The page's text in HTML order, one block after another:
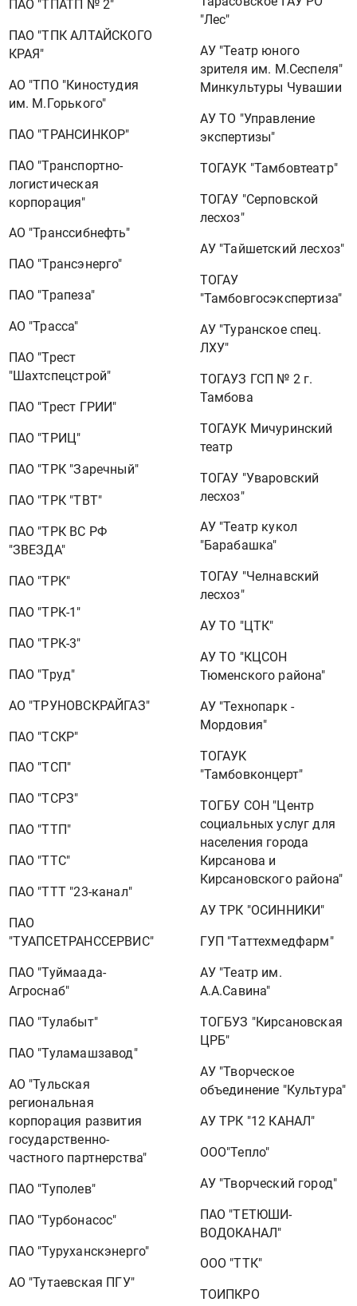
ПАО "ТПАТП № 2"
ПАО "ТПК АЛТАЙСКОГО
КРАЯ"
АО "ТПО "Киностудия
им. М.Горького"
ПАО "ТРАНСИНКОР"
ПАО "Транспортно-
логистическая
корпорация"
АО "Транссибнефть"
ПАО "Трансэнерго"
ПАО "Трапеза"
АО "Трасса"
ПАО "Трест
"Шахтспецстрой"
ПАО "Трест ГРИИ"
ПАО "ТРИЦ"
ПАО "ТРК "Заречный"
ПАО "ТРК "ТВТ"
ПАО "ТРК ВС РФ
"ЗВЕЗДА"
ПАО "ТРК"
ПАО "ТРК-1"
ПАО "ТРК-3"
ПАО "Труд"
АО "ТРУНОВСКРАЙГАЗ"
ПАО "ТСКР"
ПАО "ТСП"
ПАО "ТСРЗ"
ПАО "ТТП"
ПАО "ТТС"
ПАО "ТТТ "23-канал"
ПАО
"ТУАПСЕТРАНССЕРВИС"
ПАО "Туймаада-
Агроснаб"
ПАО "Тулабыт"
ПАО "Туламашзавод"
АО "Тульская
региональная
корпорация развития
государственно-
частного партнерства"
ПАО "Туполев"
ПАО "Турбонасос"
ПАО "Туруханскэнерго"
АО "Тутаевская ПГУ"
"Лес"
АУ "Театр юного
зрителя им. М.Сеспеля"
Минкультуры Чувашии
АУ ТО "Управление
экспертизы"
ТОГАУК "Тамбовтеатр"
ТОГАУ "Серповской
лесхоз"
АУ "Тайшетский лесхоз"
ТОГАУ
"Тамбовгосэкспертиза"
АУ "Туранское спец.
ЛХУ"
ТОГАУЗ ГСП № 2 г.
Тамбова
ТОГАУК Мичуринский
театр
ТОГАУ "Уваровский
лесхоз"
АУ "Театр кукол
"Барабашка"
ТОГАУ "Челнавский
лесхоз"
АУ ТО "ЦТК"
АУ ТО "КЦСОН
Тюменского района"
АУ "Технопарк -
Мордовия"
ТОГАУК
"Тамбовконцерт"
ТОГБУ СОН "Центр
социальных услуг для
населения города
Кирсанова и
Кирсановского района"
АУ ТРК "ОСИННИКИ"
ГУП "Таттехмедфарм"
АУ "Театр им.
А.А.Савина"
ТОГБУЗ "Кирсановская
ЦРБ"
АУ "Творческое
объединение "Культура"
АУ ТРК "12 КАНАЛ"
ООО"Тепло"
АУ "Творческий город"
ПАО "ТЕТЮШИ-
ВОДОКАНАЛ"
ООО "ТТК"
ТОИПКРО